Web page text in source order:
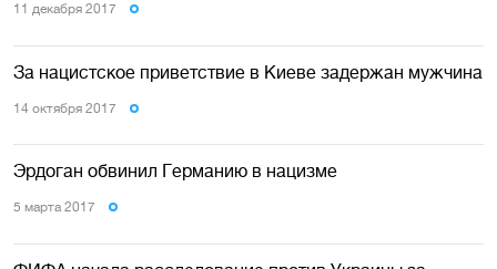
11 декабря 2017
За нацистское приветствие в Киеве задержан мужчина
14 октября 2017
Эрдоган обвинил Германию в нацизме
5 марта 2017